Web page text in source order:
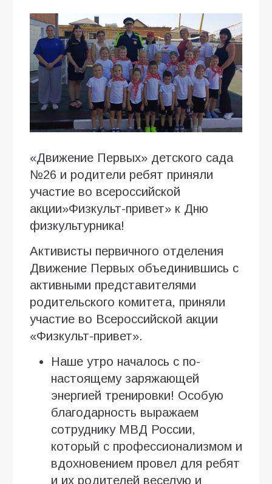
«Движение Первых» детского сада
№26 и родители ребят приняли
участие во всероссийской
акции»Физкульт-привет» к Дню
физкультурника!
Активисты первичного отделения
Движение Первых объединившись с
активными представителями
родительского комитета, приняли
участие во Всероссийской акции
«Физкульт-привет».
Наше утро началось с по-
настоящему заряжающей
энергией тренировки! Особую
благодарность выражаем
сотруднику МВД России,
который с профессионализмом и
вдохновением провел для ребят
и их родителей веселую и